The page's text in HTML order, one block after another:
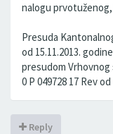
nalogu
Presuda
od 15.11.2013.
presudom Vrhovnog
0 P 049728 17 Rev
Reply